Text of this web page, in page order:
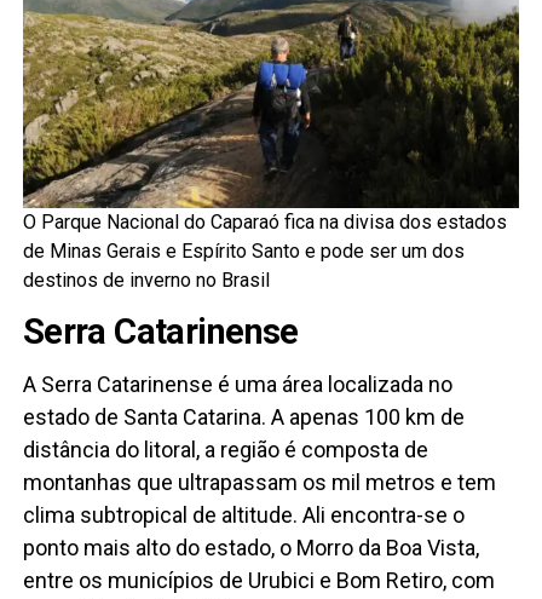
O Parque Nacional do Caparaó fica na divisa dos estados
de Minas Gerais e Espírito Santo e pode ser um dos
destinos de inverno no Brasil
Serra Catarinense
A Serra Catarinense é uma área localizada no
estado de Santa Catarina. A apenas 100 km de
distância do litoral, a região é composta de
montanhas que ultrapassam os mil metros e tem
clima subtropical de altitude. Ali encontra-se o
ponto mais alto do estado, o Morro da Boa Vista,
entre os municípios de Urubici e Bom Retiro, com